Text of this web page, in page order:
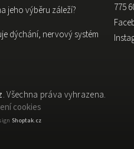
jeho výběru záleží?
dýchání, nervový systém
775
. Všechna práva vyhrazena.
cookies
Shoptak.cz